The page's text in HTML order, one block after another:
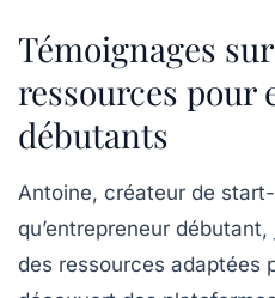
Témoignages
ressources pour
débutants
Antoine, créateur de
qu’entrepreneur
des ressources adaptées